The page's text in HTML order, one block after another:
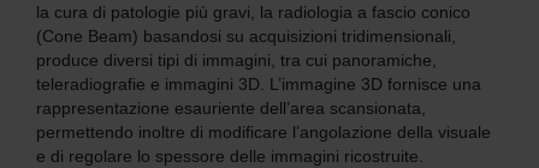
la cura di patologie più gravi, la radiologia a fascio conico
(Cone Beam) basandosi su acquisizioni tridimensionali,
produce diversi tipi di immagini, tra cui panoramiche,
teleradiografie e immagini 3D. L’immagine 3D fornisce una
rappresentazione esauriente dell’area scansionata,
permettendo inoltre di modificare l’angolazione della visuale
e di regolare lo spessore delle immagini ricostruite.